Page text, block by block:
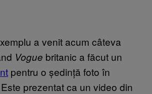
a venit acum câteva
Vogue britanic a făcut un
pentru o ședință foto în
prezentat ca un video din